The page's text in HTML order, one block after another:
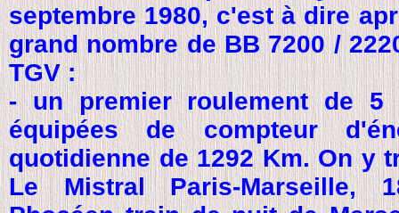
septembre 1980, c'est à dire
grand nombre de BB 7200 /
TGV :
- un premier roulement de 5
équipées de compteur
quotidienne de 1292 Km. On y
Le Mistral Paris-Marseille,